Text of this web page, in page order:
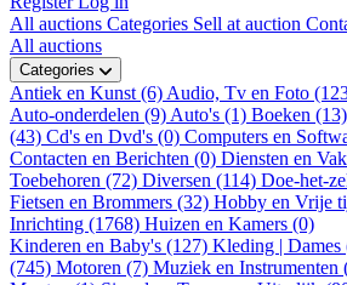
All auctions Categories Sell at auction
All auctions
Categories
Antiek en Kunst (6) Audio, Tv en Foto
Auto-onderdelen (9) Auto's (1) Boeken (13)
(43) Cd's en Dvd's (0) Computers en
Contacten en Berichten (0) Diensten en
Toebehoren (72) Diversen (114) Doe-het-
Fietsen en Brommers (32) Hobby en Vrije
Inrichting (1768) Huizen en Kamers (0)
Kinderen en Baby's (127) Kleding | Dames
(745) Motoren (7) Muziek en Instrumenten